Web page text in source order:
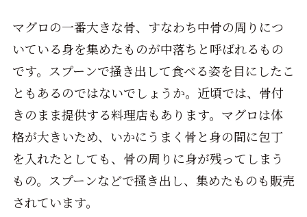
マグロの一番大きな骨、すなわち中骨の周りにつ
いている身を集めたものが中落ちと呼ばれるもの
です。スプーンで掻き出して食べる姿を目にしたこ
ともあるのではないでしょうか。近頃では、骨付
きのまま提供する料理店もあります。マグロは体
格が大きいため、いかにうまく骨と身の間に包丁
を入れたとしても、骨の周りに身が残ってしまう
もの。スプーンなどで掻き出し、集めたものも販売
されています。